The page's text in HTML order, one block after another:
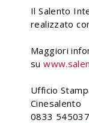
Il Salento
realizzato
Maggiori
su
Ufficio
Cinesalento
0833